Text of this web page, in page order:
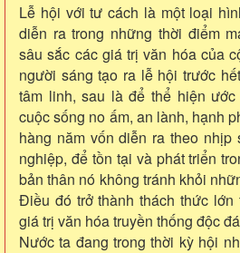
Lễ hội với tư cách là một loại
diễn ra trong những thời điểm
sâu sắc các giá trị văn hóa của
người sáng tạo ra lễ hội trước
tâm linh, sau là để thể hiện
cuộc sống no ấm, an lành, hạnh
hàng năm vốn diễn ra theo nhịp
nghiệp, để tồn tại và phát triển
bản thân nó không tránh khỏi
Điều đó trở thành thách thức
giá trị văn hóa truyền thống độc
Nước ta đang trong thời kỳ hội